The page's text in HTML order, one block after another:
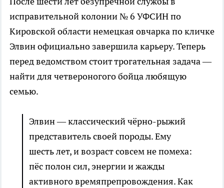
исправительной колонии № 6 УФСИН по
Кировской области немецкая овчарка по кличке
Элвин официально завершила карьеру. Теперь
перед ведомством стоит трогательная задача —
найти для четвероногого бойца любящую
семью.
Элвин — классический чёрно-рыжий
представитель своей породы. Ему
шесть лет, и возраст совсем не помеха:
пёс полон сил, энергии и жажды
активного времяпрепровождения. Как